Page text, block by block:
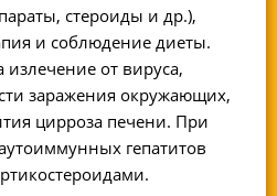
стероиды и др.),
и соблюдение диеты.
от вируса,
заражения окружающих,
цирроза печени. При
гепатитов